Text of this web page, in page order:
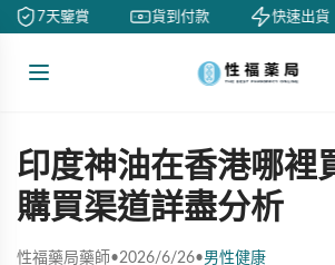
7天鑒賞 貨到付款 快速出貨
印度神油在香港哪裡
購買渠道詳盡分析
性福藥局藥師•2026/6/26•男性健康